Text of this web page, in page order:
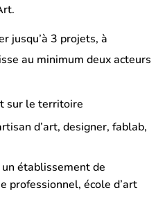
jusqu’à 3 projets, à
au minimum deux acteurs
sur le territoire
d’art, designer, fablab,
établissement de
professionnel, école d’art